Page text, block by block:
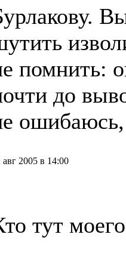
помнить:
до
авг 2005 в 14:00
тут